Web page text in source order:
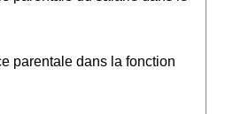
parentale dans la fonction